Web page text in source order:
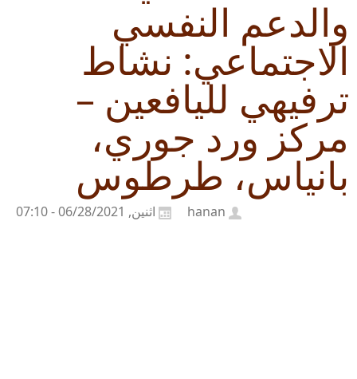
والدعم النفسي
الاجتماعي: نشاط
ترفيهي لليافعين –
مركز ورد جوري،
بانياس، طرطوس
اثنين, 06/28/2021 - 07:10 hanan